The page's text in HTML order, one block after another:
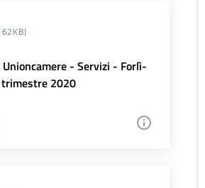
- Servizi - Forlì-
2020